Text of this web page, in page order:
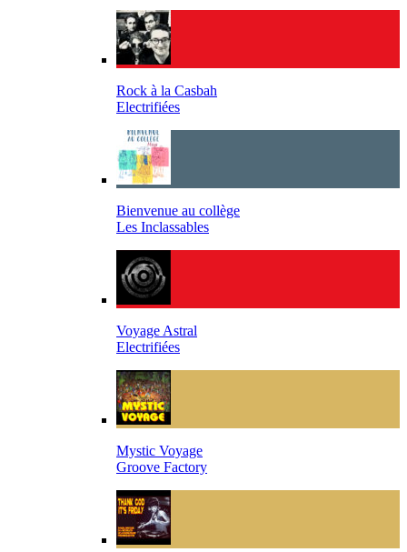
Rock à la Casbah
Electrifiées
Bienvenue au collège
Les Inclassables
Voyage Astral
Electrifiées
Mystic Voyage
Groove Factory